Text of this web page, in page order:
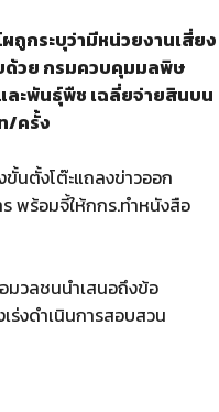
ถูกระบุว่ามีหน่วยงานเสี่ยง
ด้วย กรมควบคุมมลพิษ
ละพันธุ์พืช เฉลี่ยจ่ายสินบน
/ครั้ง
นตั้งโต๊ะแถลงข่าวออก
พร้อมจี้ให้กกร.ทำหนังสือ
มวลชนนำเสนอถึงข้อ
ร่งดำเนินการสอบสวน